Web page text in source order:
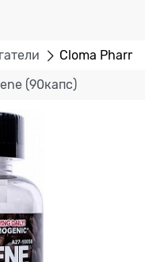
Cloma
(90капс)